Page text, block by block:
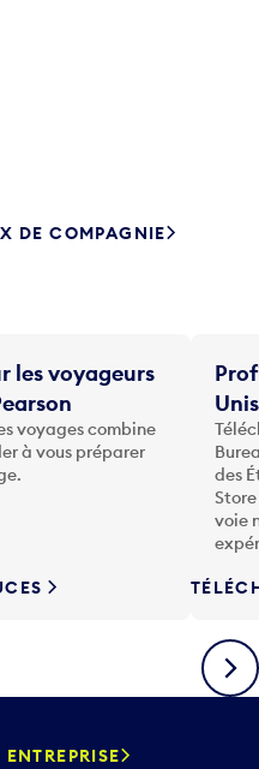
DE COMPAGNIE
les voyageurs
voyages combine
à vous préparer
des
voie
ENTREPRISE